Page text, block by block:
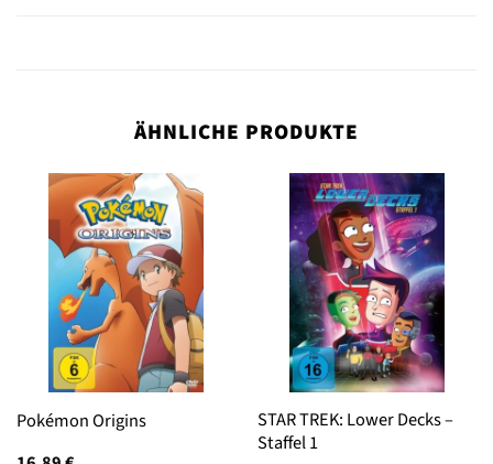
ÄHNLICHE PRODUKTE
Pokémon Origins
STAR TREK: Lower Decks –
Staffel 1